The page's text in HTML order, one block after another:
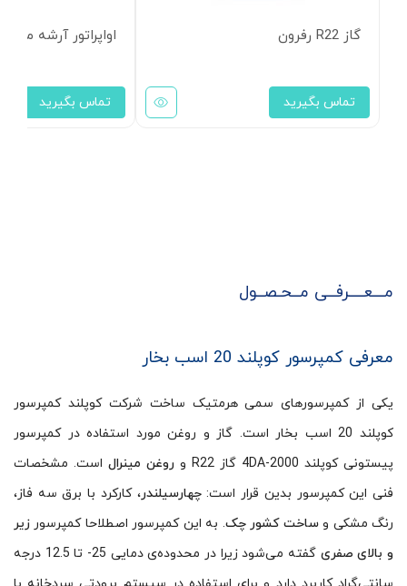
گاز R22 رفرون
تماس بگیرید
اواپراتور آرشه مدل HCE-529
تماس بگیرید
مـــعــــرفــی مــحـصــول
معرفی کمپرسور کوپلند 20 اسب بخار
یکی از کمپرسورهای سمی هرمتیک ساخت شرکت کوپلند کمپرسور
کوپلند 20 اسب بخار است. گاز و روغن مورد استفاده در کمپرسور
پیستونی کوپلند 4DA-2000 گاز R22 و
روغن مینرال است. مشخصات
فنی این کمپرسور بدین قرار است:چهارسیلندر، کارکرد با برق سه فاز،
رنگ مشکی وساخت کشور چک. به این کمپرسور اصطلاحا کمپرسور زیر
و بالای صفری
گفته می‌شود زیرا در محدوده‌ی دمایی 25- تا 12.5 درجه